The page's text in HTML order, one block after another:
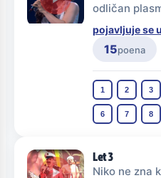
odličan
pojavljuje se
15poena
1 2 3
6 7 8
Let 3
Niko ne zna